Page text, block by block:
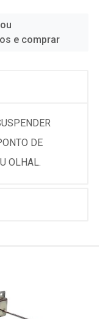
e comprar
DE
OLHAL.